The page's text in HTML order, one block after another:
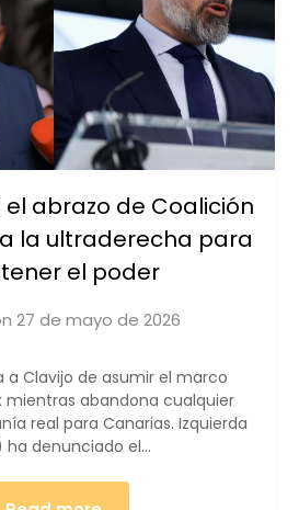
el abrazo de Coalición
la ultraderecha para
el poder
27 de mayo de 2026
a Clavijo de asumir el marco
mientras abandona cualquier
real para Canarias. Izquierda
ha denunciado el…